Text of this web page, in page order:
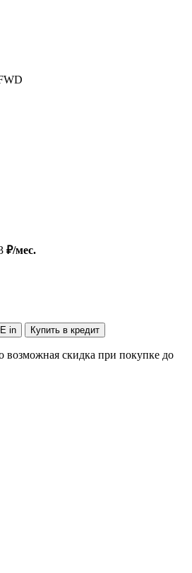
₽/мес.
in Купить в кредит
возможная скидка при покупке до